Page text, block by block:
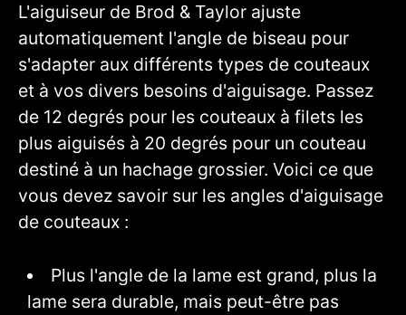
L'aiguiseur de Brod & Taylor ajuste
automatiquement l'angle de biseau pour
s'adapter aux différents types de couteaux
et à vos divers besoins d'aiguisage. Passez
de 12 degrés pour les couteaux à filets les
plus aiguisés à 20 degrés pour un couteau
destiné à un hachage grossier. Voici ce que
vous devez savoir sur les angles d'aiguisage
de couteaux :
Plus l'angle de la lame est grand, plus la
lame sera durable, mais peut-être pas